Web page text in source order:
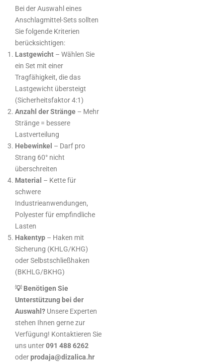
Bei der Auswahl eines
Anschlagmittel-Sets sollten
Sie folgende Kriterien
berücksichtigen:
Lastgewicht – Wählen Sie
ein Set mit einer
Tragfähigkeit, die das
Lastgewicht übersteigt
(Sicherheitsfaktor 4:1)
Anzahl der Stränge – Mehr
Stränge = bessere
Lastverteilung
Hebewinkel – Darf pro
Strang 60° nicht
überschreiten
Material – Kette für
schwere
Industrieanwendungen,
Polyester für empfindliche
Lasten
Hakentyp – Haken mit
Sicherung (KHLG/KHG)
oder Selbstschließhaken
(BKHLG/BKHG)
💡 Benötigen Sie
Unterstützung bei der
Auswahl? Unsere Experten
stehen Ihnen gerne zur
Verfügung! Kontaktieren Sie
uns unter091 488 6262
oderprodaja@dizalica.hr